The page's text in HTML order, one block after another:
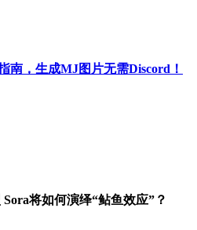
南，生成MJ图片无需Discord！
将如何演绎“鲇鱼效应”？